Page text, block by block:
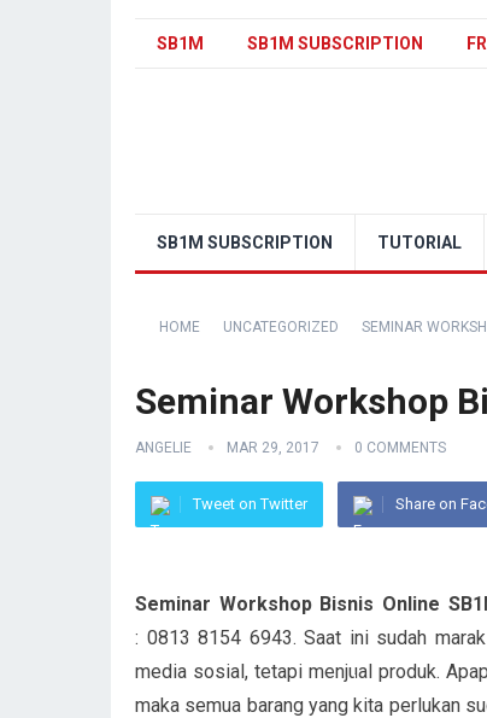
SB1M SB1M SUBSCRIPTION
SB1M SUBSCRIPTION TUTORIAL
HOME UNCATEGORIZED SEMINAR
Seminar Workshop
ANGELIE MAR 29, 2017 0 COMMENTS
Tweet on Twitter Share on
Seminar Workshop Bisnis Online
: 0813 8154 6943. Saat ini sudah
media sosial, tetapi menjual produk.
maka semua barang yang kita perlukan